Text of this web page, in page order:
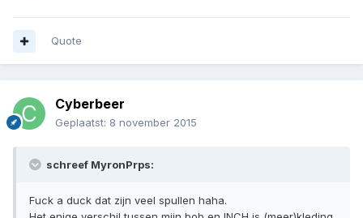
Quote
Cyberbeer
Geplaatst: 8 november 2015
schreef MyronPrps:
Fuck a duck dat zijn veel spullen haha.